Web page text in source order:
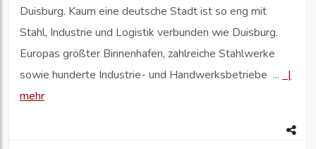
Duisburg. Kaum eine deutsche Stadt ist so eng mit
Stahl, Industrie und Logistik verbunden wie Duisburg.
Europas größter Binnenhafen, zahlreiche Stahlwerke
sowie hunderte Industrie- und Handwerksbetriebe ...
|
mehr